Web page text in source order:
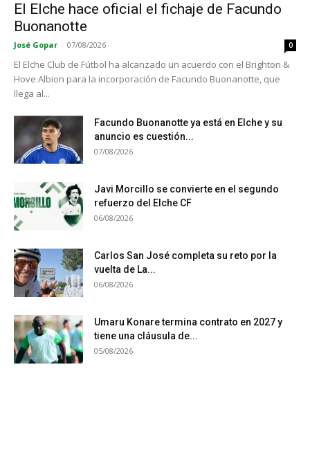
El Elche hace oficial el fichaje de Facundo
Buonanotte
José Gopar - 07/08/2026 0
El Elche Club de Fútbol ha alcanzado un acuerdo con el Brighton &
Hove Albion para la incorporación de Facundo Buonanotte, que
llega al...
Facundo Buonanotte ya está en Elche y su
anuncio es cuestión...
07/08/2026
Javi Morcillo se convierte en el segundo
refuerzo del Elche CF
06/08/2026
Carlos San José completa su reto por la
vuelta de La...
06/08/2026
Umaru Konare termina contrato en 2027 y
tiene una cláusula de...
05/08/2026